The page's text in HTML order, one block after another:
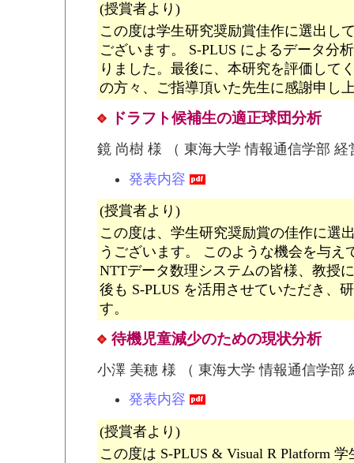
(授賞者より)
この度は学生研究奨励賞佳作に選出し
ございます。 S-PLUS によるデータ分
りました。最後に、本研究を評価して
の方々、ご指導頂いた先生に感謝申し
ドラフト候補生の適正球団分析
鏡 尚樹 様 （ 東海大学 情報通信学部 経
発表内容
(授賞者より)
この度は、学生研究奨励賞の佳作に選
うございます。 このような機会を与え
NTTデータ数理システムの皆様、教授
後も S-PLUS を活用させていただき、
す。
待機児童減少のための現状分析
小澤 美穂 様 （ 東海大学 情報通信学部
発表内容
(授賞者より)
この度は S-PLUS & Visual R Platform